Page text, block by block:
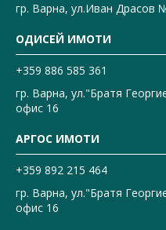
гр. Варна, ул.Иван Драсов
ОДИСЕЙ ИМОТИ
+359 886 585 361
гр. Варна, ул."Братя
офис 16
АРГОС ИМОТИ
+359 892 215 464
гр. Варна, ул."Братя
офис 16